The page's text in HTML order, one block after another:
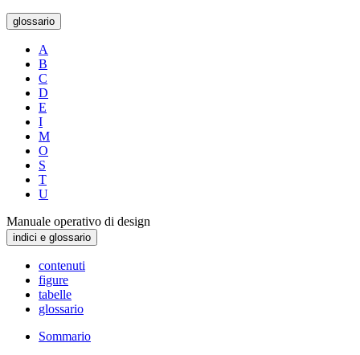
glossario
A
B
C
D
E
I
M
O
S
T
U
Manuale operativo di design
indici e glossario
contenuti
figure
tabelle
glossario
Sommario